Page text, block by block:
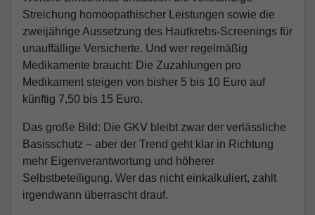
Streichung homöopathischer Leistungen sowie die
zweijährige Aussetzung des Hautkrebs-Screenings für
unauffällige Versicherte. Und wer regelmäßig
Medikamente braucht: Die Zuzahlungen pro
Medikament steigen von bisher 5 bis 10 Euro auf
künftig 7,50 bis 15 Euro.
Das große Bild: Die GKV bleibt zwar der verlässliche
Basisschutz – aber der Trend geht klar in Richtung
mehr Eigenverantwortung und höherer
Selbstbeteiligung. Wer das nicht einkalkuliert, zahlt
irgendwann überrascht drauf.